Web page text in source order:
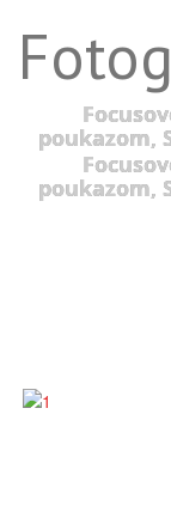
poukazom,
poukazom,